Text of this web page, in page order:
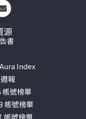
源
書
Index
報
帳號榜單
帳號榜單